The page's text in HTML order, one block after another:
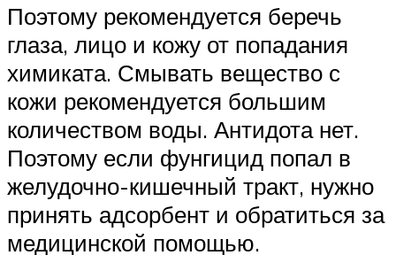
Поэтому рекомендуется беречь
глаза, лицо и кожу от попадания
химиката. Смывать вещество с
кожи рекомендуется большим
количеством воды. Антидота нет.
Поэтому если фунгицид попал в
желудочно-кишечный тракт, нужно
принять адсорбент и обратиться за
медицинской помощью.